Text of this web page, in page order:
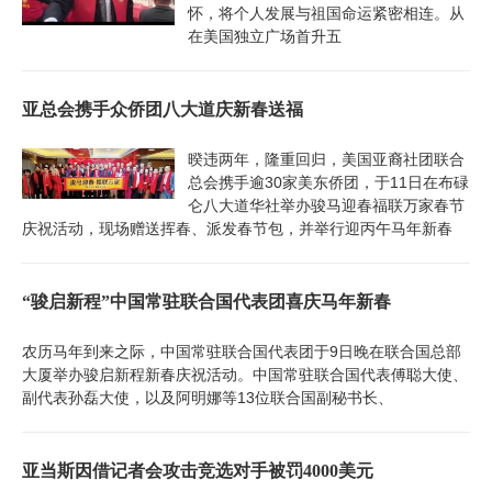
怀，将个人发展与祖国命运紧密相连。从
在美国独立广场首升五
亚总会携手众侨团八大道庆新春送福
暌违两年，隆重回归，美国亚裔社团联合
总会携手逾30家美东侨团，于11日在布碌
仑八大道华社举办骏马迎春福联万家春节
庆祝活动，现场赠送挥春、派发春节包，并举行迎丙午马年新春
“骏启新程”中国常驻联合国代表团喜庆马年新春
农历马年到来之际，中国常驻联合国代表团于9日晚在联合国总部
大厦举办骏启新程新春庆祝活动。中国常驻联合国代表傅聪大使、
副代表孙磊大使，以及阿明娜等13位联合国副秘书长、
亚当斯因借记者会攻击竞选对手被罚4000美元